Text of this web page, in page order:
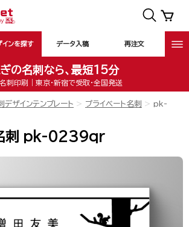
インを探す データ入稿 再注文
の名刺なら、最短15分
刺印刷｜東京・新宿で受取・全国発送
デザインテンプレート プライベート名刺
pk-
名刺 pk-0239qr